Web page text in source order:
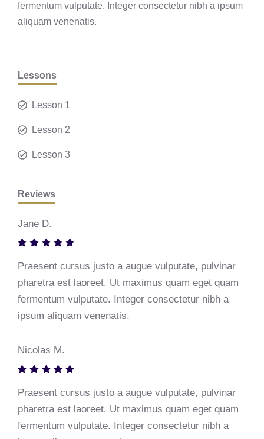
fermentum vulputate. Integer consectetur nibh a ipsum
aliquam venenatis.
Lessons
Lesson 1
Lesson 2
Lesson 3
Reviews
Jane D.
Praesent cursus justo a augue vulputate, pulvinar
pharetra est laoreet. Ut maximus quam eget quam
fermentum vulputate. Integer consectetur nibh a
ipsum aliquam venenatis.
Nicolas M.
Praesent cursus justo a augue vulputate, pulvinar
pharetra est laoreet. Ut maximus quam eget quam
fermentum vulputate. Integer consectetur nibh a